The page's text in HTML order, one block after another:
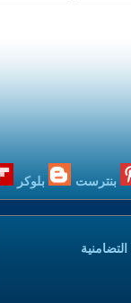
بنترست بلوكر